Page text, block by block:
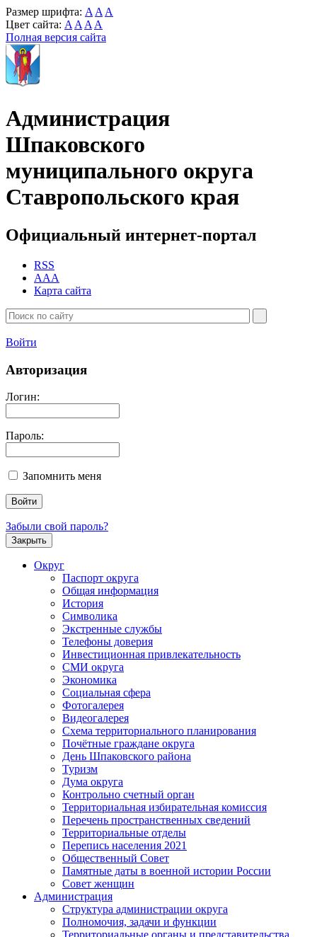
Размер шрифта: A A A
Цвет сайта: A A A A
Полная версия сайта
Администрация
Шпаковского
муниципального округа
Ставропольского края
Официальный интернет-портал
RSS
AAA
Карта сайта
Войти
Авторизация
Логин:
Пароль:
Запомнить меня
Забыли свой пароль?
Закрыть
Округ
Паспорт округа
Общая информация
История
Символика
Экстренные службы
Телефоны доверия
Инвестиционная привлекательность
СМИ округа
Экономика
Социальная сфера
Фотогалерея
Видеогалерея
Схема территориального планирования
Почётные граждане округа
День Шпаковского района
Туризм
Дума округа
Контрольно счетный орган
Территориальная избирательная комиссия
Перечень пространственных сведений
Территориальные отделы
Перепись населения 2021
Общественный Совет
Памятные даты в военной истории России
Совет женщин
Администрация
Структура администрации округа
Полномочия, задачи и функции